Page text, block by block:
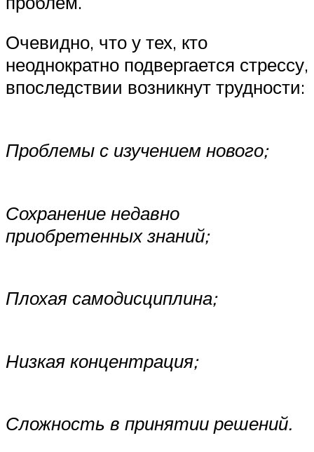
Очевидно, что у тех, кто
неоднократно подвергается стрессу,
впоследствии возникнут трудности:
Проблемы с изучением нового;
Сохранение недавно
приобретенных знаний;
Плохая самодисциплина;
Низкая концентрация;
Сложность в принятии решений.